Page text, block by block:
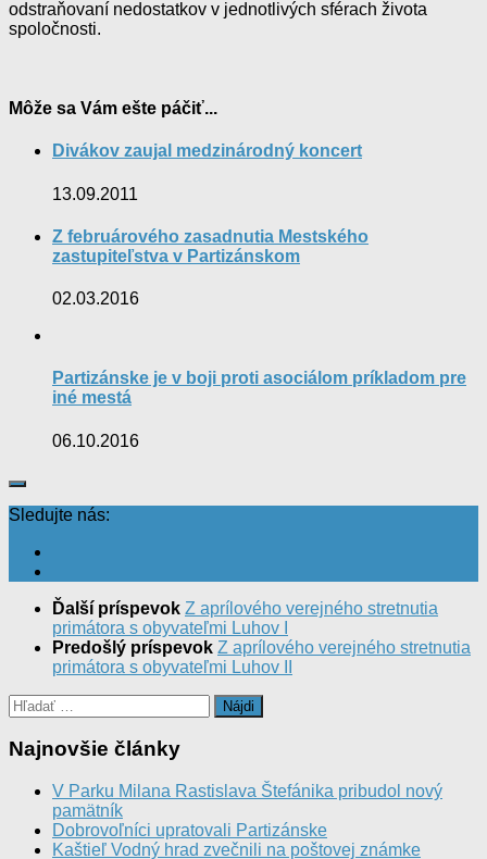
odstraňovaní nedostatkov v jednotlivých sférach života
spoločnosti.
Môže sa Vám ešte páčiť...
Divákov zaujal medzinárodný koncert
13.09.2011
Z februárového zasadnutia Mestského
zastupiteľstva v Partizánskom
02.03.2016
Partizánske je v boji proti asociálom príkladom pre
iné mestá
06.10.2016
Sledujte nás:
Ďalší príspevok Z aprílového verejného stretnutia
primátora s obyvateľmi Luhov I
Predošlý príspevok Z aprílového verejného stretnutia
primátora s obyvateľmi Luhov II
Hľadať:
Najnovšie články
V Parku Milana Rastislava Štefánika pribudol nový
pamätník
Dobrovoľníci upratovali Partizánske
Kaštieľ Vodný hrad zvečnili na poštovej známke